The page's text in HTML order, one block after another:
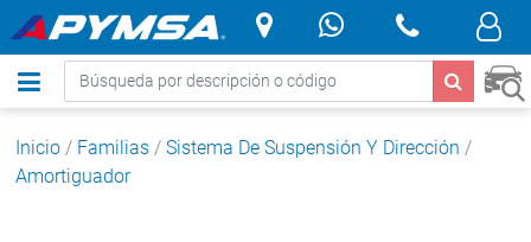
.
Inicio / Familias / Sistema De Suspensión Y Dirección /
Amortiguador